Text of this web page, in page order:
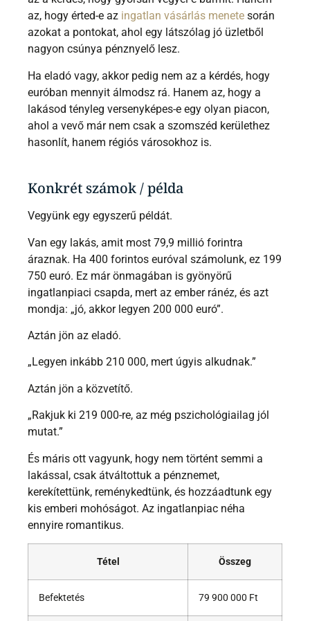
az, hogy érted-e az ingatlan vásárlás menete során
azokat a pontokat, ahol egy látszólag jó üzletből
nagyon csúnya pénznyelő lesz.
Ha eladó vagy, akkor pedig nem az a kérdés, hogy
euróban mennyit álmodsz rá. Hanem az, hogy a
lakásod tényleg versenyképes-e egy olyan piacon,
ahol a vevő már nem csak a szomszéd kerülethez
hasonlít, hanem régiós városokhoz is.
Konkrét számok / példa
Vegyünk egy egyszerű példát.
Van egy lakás, amit most 79,9 millió forintra
áraznak. Ha 400 forintos euróval számolunk, ez 199
750 euró. Ez már önmagában is gyönyörű
ingatlanpiaci csapda, mert az ember ránéz, és azt
mondja: „jó, akkor legyen 200 000 euró”.
Aztán jön az eladó.
„Legyen inkább 210 000, mert úgyis alkudnak.”
Aztán jön a közvetítő.
„Rakjuk ki 219 000-re, az még pszichológiailag jól
mutat.”
És máris ott vagyunk, hogy nem történt semmi a
lakással, csak átváltottuk a pénznemet,
kerekítettünk, reménykedtünk, és hozzáadtunk egy
kis emberi mohóságot. Az ingatlanpiac néha
ennyire romantikus.
Tétel Összeg
Befektetés 79 900 000 Ft